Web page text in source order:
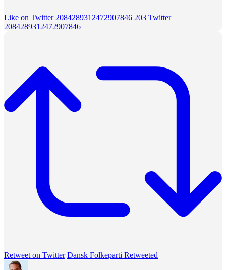
Like on Twitter 2084289312472907846 203 Twitter
2084289312472907846
Retweet on Twitter Dansk Folkeparti Retweeted